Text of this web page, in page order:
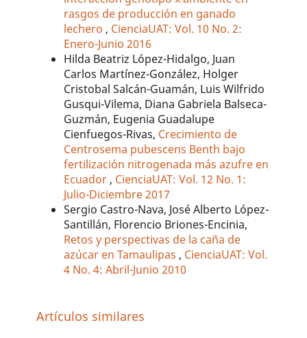
rasgos de producción en ganado
lechero , CienciaUAT: Vol. 10 No. 2:
Enero-Junio 2016
Hilda Beatriz López-Hidalgo, Juan
Carlos Martínez-González, Holger
Cristobal Salcán-Guamán, Luis Wilfrido
Gusqui-Vilema, Diana Gabriela Balseca-
Guzmán, Eugenia Guadalupe
Cienfuegos-Rivas, Crecimiento de
Centrosema pubescens Benth bajo
fertilización nitrogenada más azufre en
Ecuador , CienciaUAT: Vol. 12 No. 1:
Julio-Diciembre 2017
Sergio Castro-Nava, José Alberto López-
Santillán, Florencio Briones-Encinia,
Retos y perspectivas de la caña de
azúcar en Tamaulipas , CienciaUAT: Vol.
4 No. 4: Abril-Junio 2010
Artículos similares